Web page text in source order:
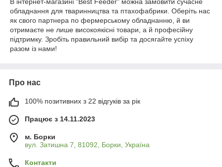
обладнання для тваринництва та птахофабрики. Оберіть нас
як свого партнера по фермерському обладнанню, й ви
отримаєте не лише високоякісні товари, а й професійну
підтримку. Зробіть правильний вибір та досягайте успіху
разом із нами!
Про нас
100% позитивних з 22 відгуків за рік
Працює з 14.11.2023
м. Борки
вул. Затишна 7, 81092, Борки, Україна
Контакти